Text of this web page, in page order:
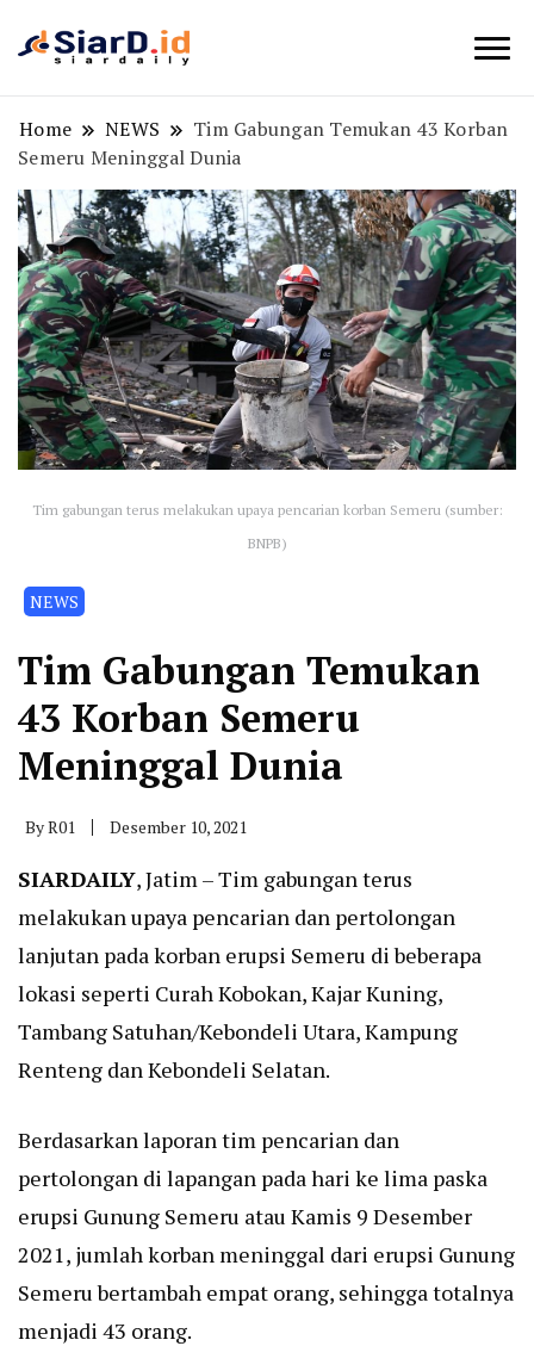
Home NEWS
Tim Gabungan Temukan 43 Korban
Semeru Meninggal Dunia
Tim gabungan terus melakukan upaya pencarian korban Semeru (sumber:
BNPB)
NEWS
Tim Gabungan Temukan
43 Korban Semeru
Meninggal Dunia
ByR01 Desember 10, 2021
SIARDAILY, Jatim – Tim gabungan terus
melakukan upaya pencarian dan pertolongan
lanjutan pada korban erupsi Semeru di beberapa
lokasi seperti Curah Kobokan, Kajar Kuning,
Tambang Satuhan/Kebondeli Utara, Kampung
Renteng dan Kebondeli Selatan.
Berdasarkan laporan tim pencarian dan
pertolongan di lapangan pada hari ke lima paska
erupsi Gunung Semeru atau Kamis 9 Desember
2021, jumlah korban meninggal dari erupsi Gunung
Semeru bertambah empat orang, sehingga totalnya
menjadi 43 orang.